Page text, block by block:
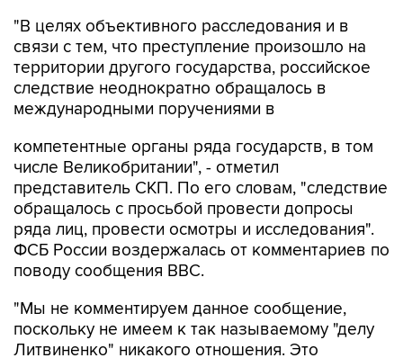
"В целях объективного расследования и в
связи с тем, что преступление произошло на
территории другого государства, российское
следствие неоднократно обращалось в
международными поручениями в
компетентные органы ряда государств, в том
числе Великобритании", - отметил
представитель СКП. По его словам, "следствие
обращалось с просьбой провести допросы
ряда лиц, провести осмотры и исследования".
ФСБ России воздержалась от комментариев по
поводу сообщения ВВС.
"Мы не комментируем данное сообщение,
поскольку не имеем к так называемому "делу
Литвиненко" никакого отношения. Это